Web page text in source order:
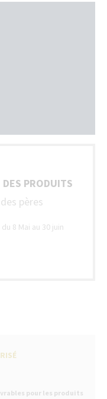
DES PRODUITS
pères
du 8 Mai au 30 juin
pour les produits